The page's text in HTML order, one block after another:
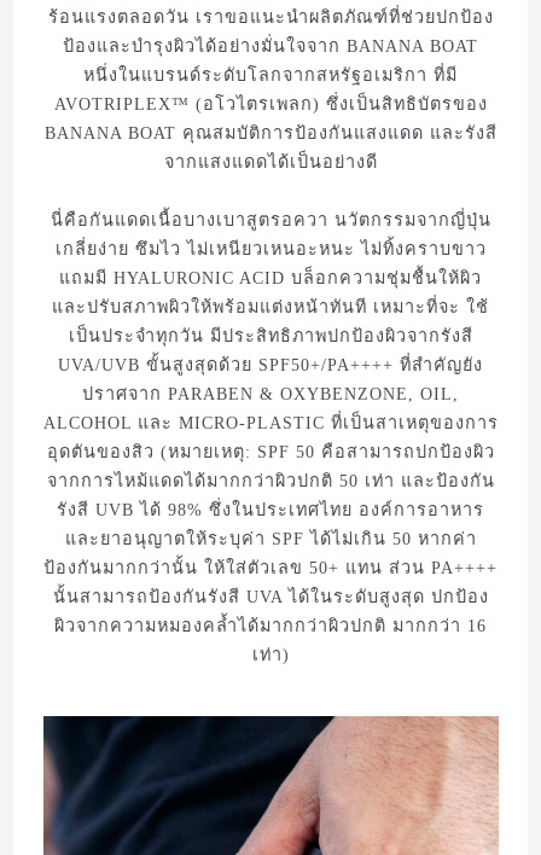
ร้อนแรงตลอดวัน เราขอแนะนำผลิตภัณฑ์ที่ช่วยปกป้อง
ป้องและบำรุงผิวได้อย่างมั่นใจจาก BANANA BOAT
หนึ่งในแบรนด์ระดับโลกจากสหรัฐอเมริกา ที่มี
AVOTRIPLEX™ (อโวไตรเพลก) ซึ่งเป็นสิทธิบัตรของ
BANANA BOAT คุณสมบัติการป้องกันแสงแดด และรังสี
จากแสงแดดได้เป็นอย่างดี
นี่คือกันแดดเนื้อบางเบาสูตรอควา นวัตกรรมจากญี่ปุ่น
เกลี่ยง่าย ซึมไว ไม่เหนียวเหนอะหนะ ไม่ทิ้งคราบขาว
แถมมี HYALURONIC ACID บล็อกความชุ่มชื้นให้ผิว
และปรับสภาพผิวให้พร้อมแต่งหน้าทันที เหมาะที่จะ ใช้
เป็นประจำทุกวัน มีประสิทธิภาพปกป้องผิวจากรังสี
UVA/UVB ขั้นสูงสุดด้วย SPF50+/PA++++ ที่สำคัญยัง
ปราศจาก PARABEN & OXYBENZONE, OIL,
ALCOHOL และ MICRO-PLASTIC ที่เป็นสาเหตุของการ
อุดตันของสิว (หมายเหตุ: SPF 50 คือสามารถปกป้องผิว
จากการไหม้แดดได้มากกว่าผิวปกติ 50 เท่า และป้องกัน
รังสี UVB ได้ 98% ซึ่งในประเทศไทย องค์การอาหาร
และยาอนุญาตให้ระบุค่า SPF ได้ไม่เกิน 50 หากค่า
ป้องกันมากกว่านั้น ให้ใส่ตัวเลข 50+ แทน ส่วน PA++++
นั้นสามารถป้องกันรังสี UVA ได้ในระดับสูงสุด ปกป้อง
ผิวจากความหมองคล้ำได้มากกว่าผิวปกติ มากกว่า 16
เท่า)